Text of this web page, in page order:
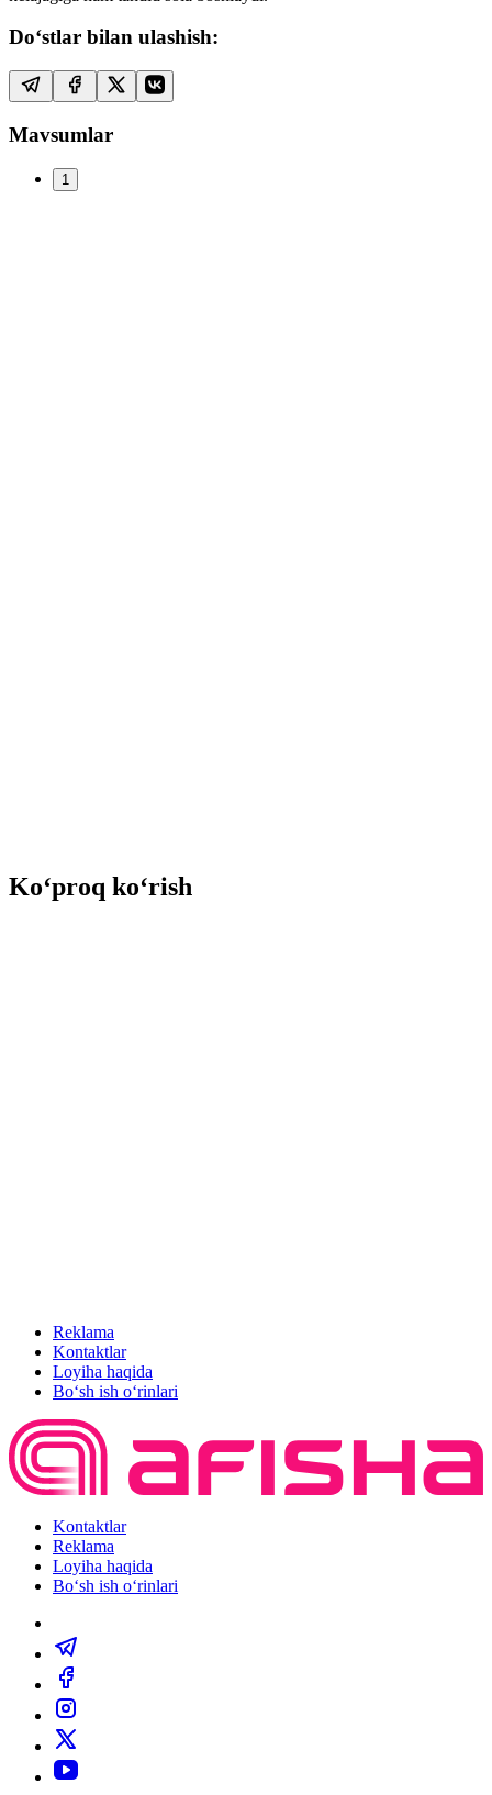
Do‘stlar bilan ulashish:
Mavsumlar
1
Ko‘proq ko‘rish
Reklama
Kontaktlar
Loyiha haqida
Bo‘sh ish o‘rinlari
Kontaktlar
Reklama
Loyiha haqida
Bo‘sh ish o‘rinlari